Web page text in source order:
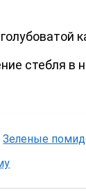
стебля в
Зеленые